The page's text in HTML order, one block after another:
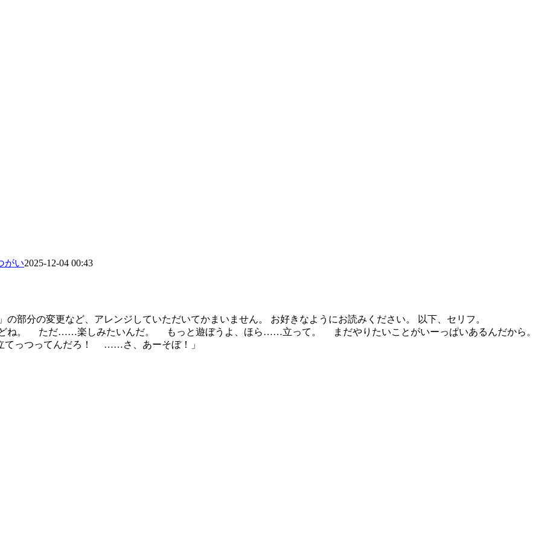
がい2025-12-04 00:43
部分の変更など、アレンジしていただいてかまいません。 お好きなようにお読みください。 以下、セリフ。
ね。 ただ……楽しみたいんだ。 もっと遊ぼうよ、ほら……立って。 まだやりたいことがいーっぱいあるんだから。
つってんだろ！ ……さ、あーそぼ！」